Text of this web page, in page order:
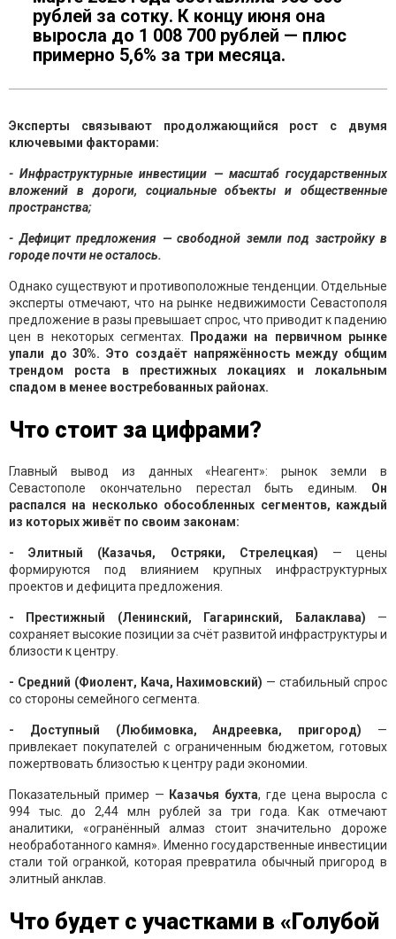
рублей за сотку. К концу июня она
выросла до 1 008 700 рублей — плюс
примерно 5,6% за три месяца.
Эксперты связывают продолжающийся рост с двумя
ключевыми факторами:
- Инфраструктурные инвестиции — масштаб государственных
вложений в дороги, социальные объекты и общественные
пространства;
- Дефицит предложения — свободной земли под застройку в
городе почти не осталось.
Однако существуют и противоположные тенденции. Отдельные
эксперты отмечают, что на рынке недвижимости Севастополя
предложение в разы превышает спрос, что приводит к падению
цен в некоторых сегментах.
Продажи на первичном рынке
упали до 30%. Это создаёт напряжённость между общим
трендом роста в престижных локациях и локальным
спадом в менее востребованных районах.
Что стоит за цифрами?
Главный вывод из данных «Неагент»: рынок земли в
Севастополе окончательно перестал быть единым. Он
распался на несколько обособленных сегментов, каждый
из которых живёт по своим законам:
- Элитный (Казачья, Остряки, Стрелецкая) — цены
формируются под влиянием крупных инфраструктурных
проектов и дефицита предложения.
- Престижный (Ленинский, Гагаринский, Балаклава) —
сохраняет высокие позиции за счёт развитой инфраструктуры и
близости к центру.
- Средний (Фиолент, Кача, Нахимовский) — стабильный спрос
со стороны семейного сегмента.
- Доступный (Любимовка, Андреевка, пригород) —
привлекает покупателей с ограниченным бюджетом, готовых
пожертвовать близостью к центру ради экономии.
Показательный пример — Казачья бухта, где цена выросла с
994 тыс. до 2,44 млн рублей за три года. Как отмечают
аналитики, «огранённый алмаз стоит значительно дороже
необработанного камня». Именно государственные инвестиции
стали той огранкой, которая превратила обычный пригород в
элитный анклав.
Что будет с участками в «Голубой